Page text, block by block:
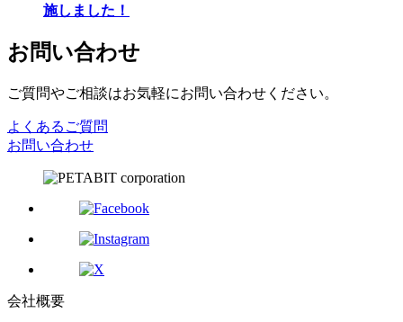
施しました！
お問い合わせ
ご質問やご相談はお気軽にお問い合わせください。
よくあるご質問
お問い合わせ
会社概要